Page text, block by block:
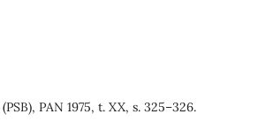
PAN 1975, t. XX, s. 325–326.